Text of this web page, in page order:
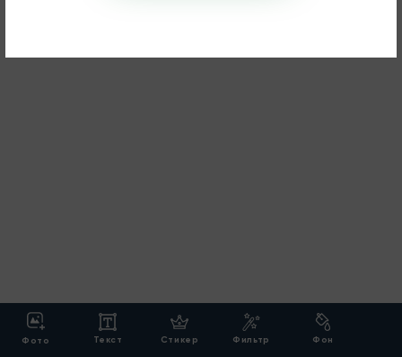
Фото Текст Стикер Фильтр Фон